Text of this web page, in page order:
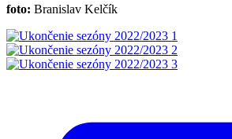
foto: Branislav Kelčík